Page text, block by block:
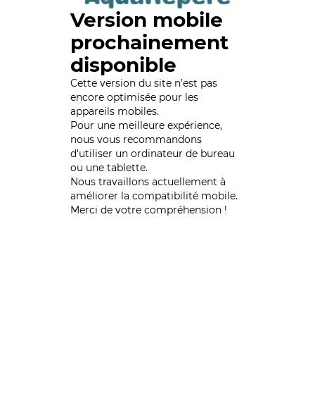
Version mobile
prochainement
disponible
Cette version du site n’est pas
encore optimisée pour les
appareils mobiles.
Pour une meilleure expérience,
nous vous recommandons
d'utiliser un ordinateur de bureau
ou une tablette.
Nous travaillons actuellement à
améliorer la compatibilité mobile.
Merci de votre compréhension !